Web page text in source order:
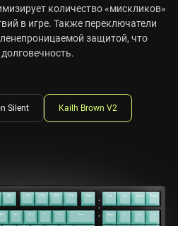
количество «мискликов»
в игре. Также переключатели
защитой, что
Silent Kailh Brown V2